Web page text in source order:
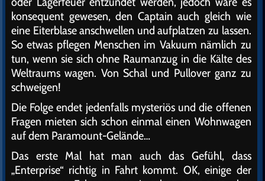
konsequent gewesen, den Captain auch gleich wie
eine Eiterblase anschwellen und aufplatzen zu lassen.
So etwas pflegen Menschen im Vakuum nämlich zu
tun, wenn sie sich ohne Raumanzug in die Kälte des
Weltraums wagen. Von Schal und Pullover ganz zu
schweigen!
Die Folge endet jedenfalls mysteriös und die offenen
Fragen mieten sich schon einmal einen Wohnwagen
auf dem Paramount-Gelände…
Das erste Mal hat man auch das Gefühl, dass
„Enterprise“ richtig in Fahrt kommt. OK, einige der